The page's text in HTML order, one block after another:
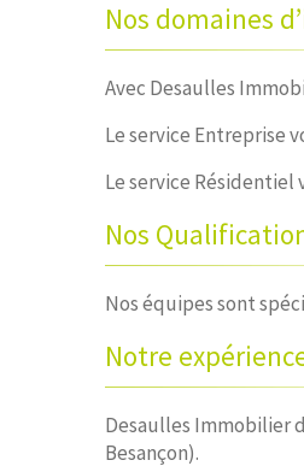
Nos domaines
Avec Desaulles
Le service Entreprise
Le service Résidentiel
Nos
Nos équipes sont
Notre
Desaulles Immobilier
Besançon).